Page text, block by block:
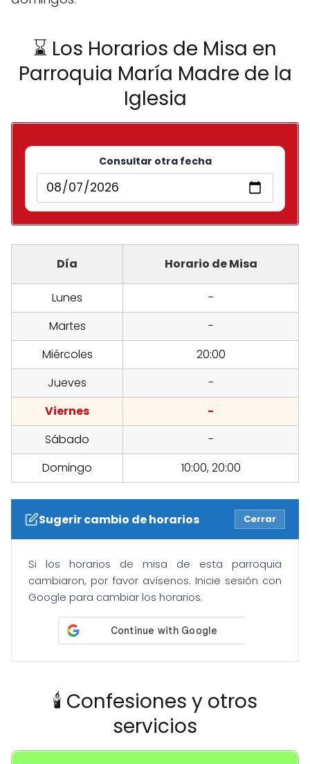
⌛ Los Horarios de Misa en
Parroquia María Madre de la
Iglesia
Consultar otra fecha
Día Horario de Misa
Lunes
-
Martes
-
Miércoles
20:00
Jueves
-
Viernes
-
Sábado
-
Domingo
10:00, 20:00
Sugerir cambio de horarios Cerrar
Si los horarios de misa de esta parroquia
cambiaron, por favor avísenos. Inicie sesión con
Google para cambiar los horarios.
🕯️ Confesiones y otros
servicios